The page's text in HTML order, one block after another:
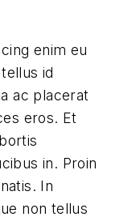
enim eu
id
ac placerat
eros. Et
in. Proin
In
non tellus